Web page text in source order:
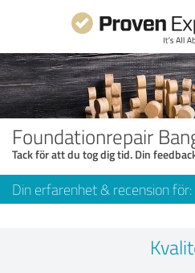
Foundationrepair
Tack för att du tog dig tid. Din
Din erfarenhet & recension för: